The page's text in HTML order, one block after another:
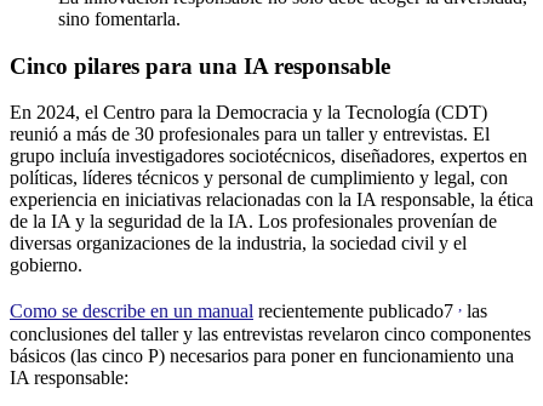
sino fomentarla.
Cinco pilares para una IA responsable
En 2024, el Centro para la Democracia y la Tecnología (CDT)
reunió a más de 30 profesionales para un taller y entrevistas. El
grupo incluía investigadores sociotécnicos, diseñadores, expertos en
políticas, líderes técnicos y personal de cumplimiento y legal, con
experiencia en iniciativas relacionadas con la IA responsable, la ética
de la IA y la seguridad de la IA. Los profesionales provenían de
diversas organizaciones de la industria, la sociedad civil y el
gobierno.
Como se describe en un manual recientemente publicado7 , las
conclusiones del taller y las entrevistas revelaron cinco componentes
básicos (las cinco P) necesarios para poner en funcionamiento una
IA responsable: